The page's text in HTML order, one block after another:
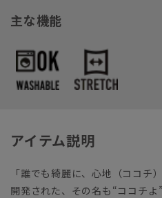
主な機能
アイテム説明
「誰でも綺麗に、心地（ココチ
開発された、その名も“ココチ